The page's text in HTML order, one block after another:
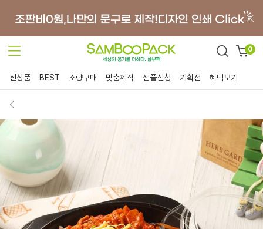
0
신상품 BEST 소량구매 맞춤제작 샘플신청 기획전 혜택보기